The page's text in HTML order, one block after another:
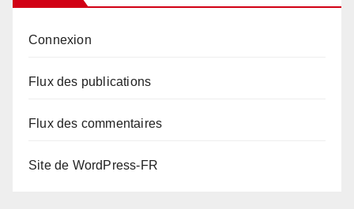
Connexion
Flux des publications
Flux des commentaires
Site de WordPress-FR